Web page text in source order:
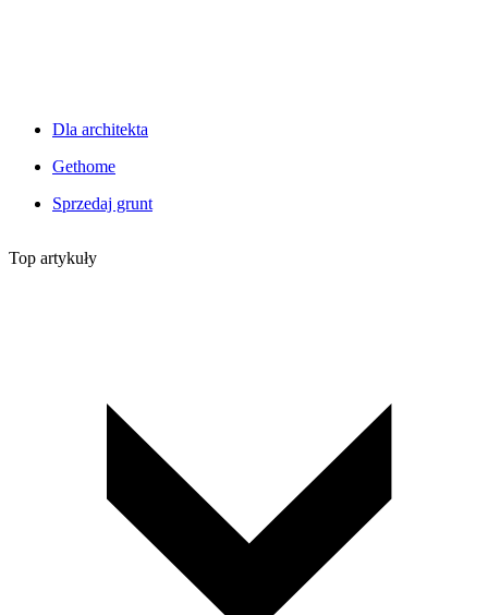
Dla architekta
Gethome
Sprzedaj grunt
Top artykuły